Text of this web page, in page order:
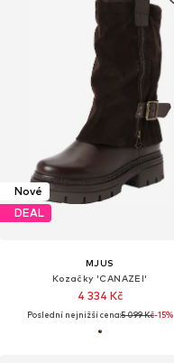
Nové
DEAL
MJUS
Kozačky 'CANAZEI'
4 334 Kč
Poslední nejnižší cena:5 099 Kč-15%